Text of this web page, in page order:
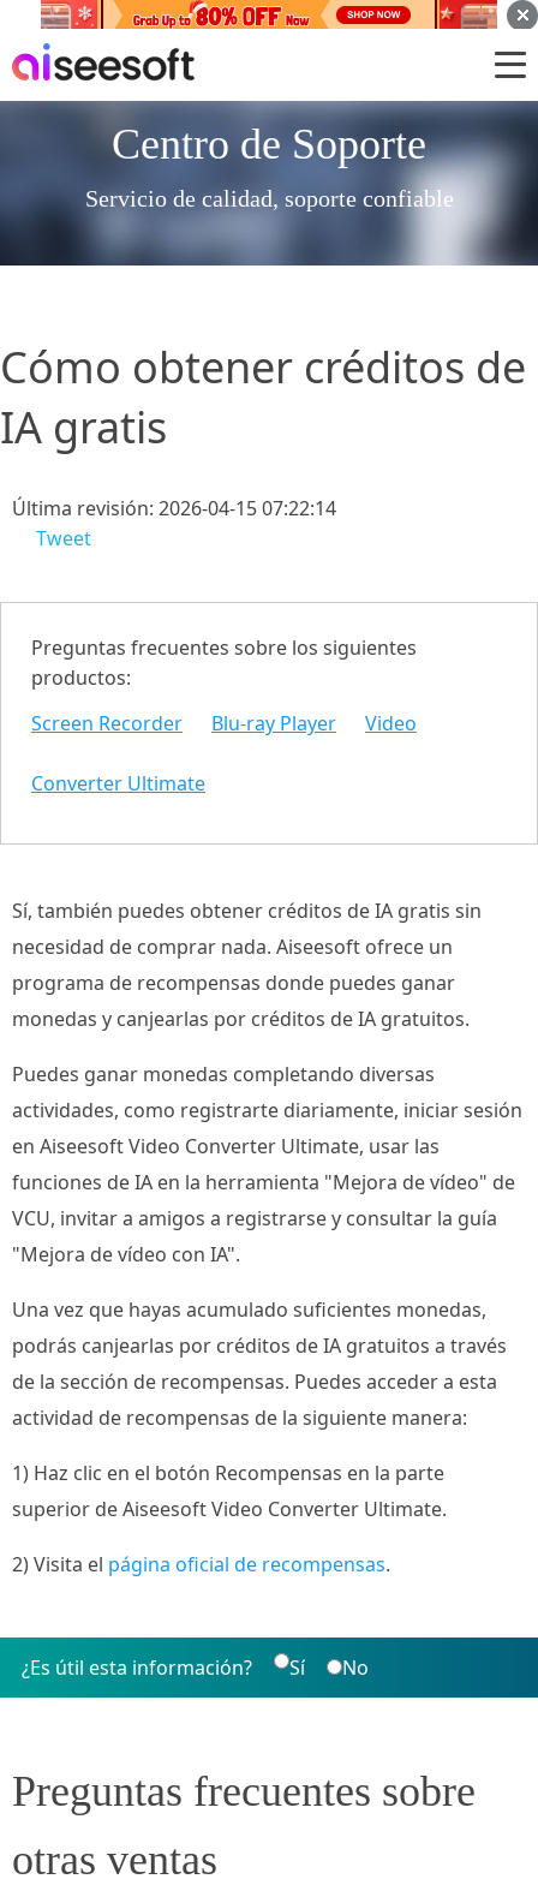
Centro de Soporte
Servicio de calidad, soporte confiable
Cómo obtener créditos de
IA gratis
Última revisión: 2026-04-15 07:22:14
Tweet
Preguntas frecuentes sobre los siguientes
productos:
Screen Recorder
Blu-ray Player Video
Converter Ultimate
Sí, también puedes obtener créditos de IA gratis sin
necesidad de comprar nada. Aiseesoft ofrece un
programa de recompensas donde puedes ganar
monedas y canjearlas por créditos de IA gratuitos.
Puedes ganar monedas completando diversas
actividades, como registrarte diariamente, iniciar sesión
en Aiseesoft Video Converter Ultimate, usar las
funciones de IA en la herramienta "Mejora de vídeo" de
VCU, invitar a amigos a registrarse y consultar la guía
"Mejora de vídeo con IA".
Una vez que hayas acumulado suficientes monedas,
podrás canjearlas por créditos de IA gratuitos a través
de la sección de recompensas. Puedes acceder a esta
actividad de recompensas de la siguiente manera:
1) Haz clic en el botón Recompensas en la parte
superior de Aiseesoft Video Converter Ultimate.
2) Visita el página oficial de recompensas.
¿Es útil esta información? Sí No
Preguntas frecuentes sobre
otras ventas